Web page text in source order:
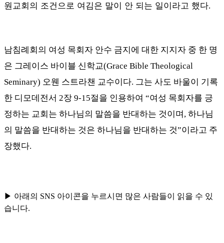
원교회의 조건으로 여김은 말이 안 되는 일이라고 했다.
남침례회의 여성 목회자 안수 금지에 대한 지지자 중 한 명
은 그레이스 바이블 신학교(Grace Bible Theological
Seminary) 오웬 스트라챈 교수이다. 그는 사도 바울이 기록
한 디모데전서 2장 9-15절을 인용하여 “여성 목회자를 긍
정하는 교회는 하나님의 말씀을 반대하는 것이며 , 하나님
의 말씀을 반대하는 것은 하나님을 반대하는 것”이라고 주
장했다.
▶ 아래의 SNS 아이콘을 누르시면 많은 사람들이 읽을 수 있
습니다.